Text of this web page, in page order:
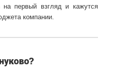
первый взгляд и кажутся
компании.